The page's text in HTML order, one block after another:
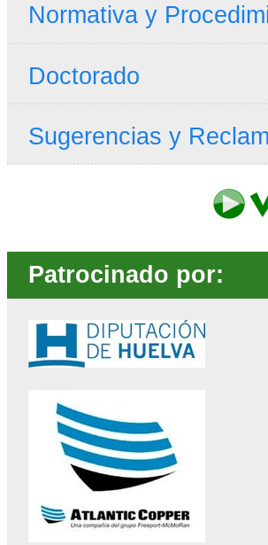
Normativa y
Doctorado
Sugerencias y
Patrocinado por: